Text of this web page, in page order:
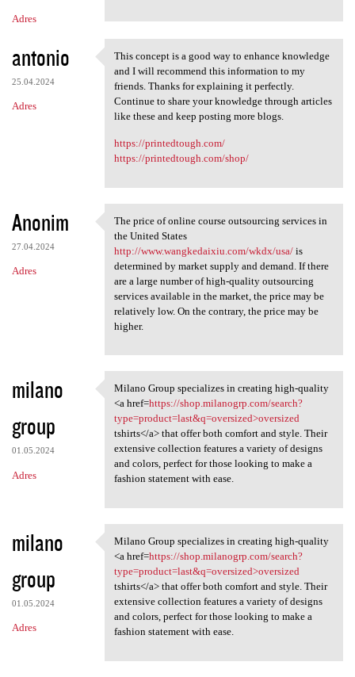
Adres
antonio
25.04.2024
Adres
This concept is a good way to
This concept is a good way to enhance knowledge
and I will recommend this information to my
friends. Thanks for explaining it perfectly.
Continue to share your knowledge through articles
like these and keep posting more blogs.
https://printedtough.com/
https://printedtough.com/shop/
Anonim
27.04.2024
Adres
The price of online course
The price of online course outsourcing services in
the United States
http://www.wangkedaixiu.com/wkdx/usa/is
determined by market supply and demand. If there
are a large number of high-quality outsourcing
services available in the market, the price may be
relatively low. On the contrary, the price may be
higher.
milano
group
01.05.2024
Adres
Milano Group specializes in
Milano Group specializes in creating high-quality
<a href=https://shop.milanogrp.com/search?
type=product=last&q=oversized>oversized
tshirts</a> that offer both comfort and style. Their
extensive collection features a variety of designs
and colors, perfect for those looking to make a
fashion statement with ease.
milano
group
01.05.2024
Adres
Milano Group specializes in
Milano Group specializes in creating high-quality
<a href=https://shop.milanogrp.com/search?
type=product=last&q=oversized>oversized
tshirts</a> that offer both comfort and style. Their
extensive collection features a variety of designs
and colors, perfect for those looking to make a
fashion statement with ease.